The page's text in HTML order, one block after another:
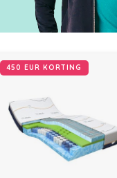
450 EUR KORTING